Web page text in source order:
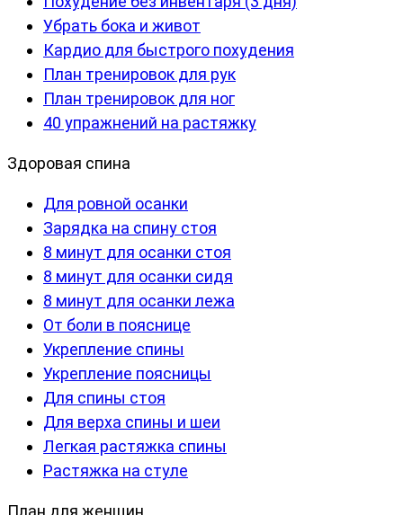
Убрать бока и живот
Кардио для быстрого похудения
План тренировок для рук
План тренировок для ног
40 упражнений на растяжку
Здоровая спина
Для ровной осанки
Зарядка на спину стоя
8 минут для осанки стоя
8 минут для осанки сидя
8 минут для осанки лежа
От боли в пояснице
Укрепление спины
Укрепление поясницы
Для спины стоя
Для верха спины и шеи
Легкая растяжка спины
Растяжка на стуле
План для женщин